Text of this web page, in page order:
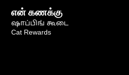
என் கணக்கு
ஷாப்பிங் கூடை
Cat Rewards